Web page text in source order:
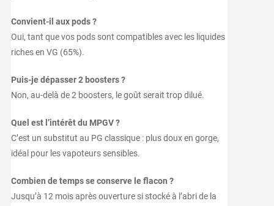
Convient-il aux pods ?
Oui, tant que vos pods sont compatibles avec les liquides
riches en VG (65%).
Puis-je dépasser 2 boosters ?
Non, au-delà de 2 boosters, le goût serait trop dilué.
Quel est l’intérêt du MPGV ?
C’est un substitut au PG classique : plus doux en gorge,
idéal pour les vapoteurs sensibles.
Combien de temps se conserve le flacon ?
Jusqu’à 12 mois après ouverture si stocké à l’abri de la